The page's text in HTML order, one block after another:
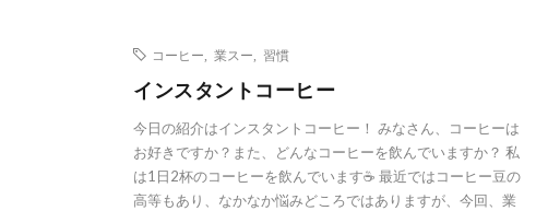
コーヒー 業スー 習慣
インスタントコーヒー
今日の紹介はインスタントコーヒー！ みなさん、コーヒーは
お好きですか？また、どんなコーヒーを飲んでいますか？ 私
は1日2杯のコーヒーを飲んでいます☕ 最近ではコーヒー豆の
高等もあり、なかなか悩みどころではありますが、今回、業